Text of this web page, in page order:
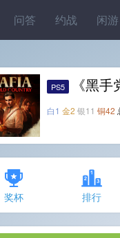
问答 约战 闲游
PS5 《黑
白1 金2 银11 铜42
奖杯 排行